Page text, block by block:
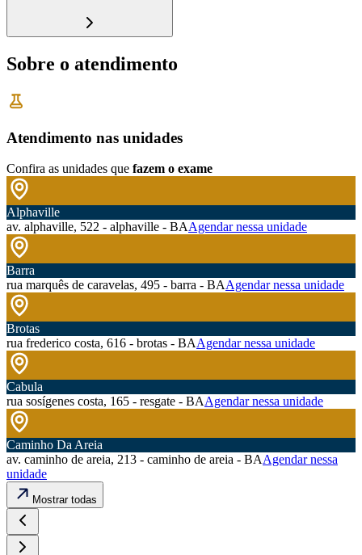
Sobre o atendimento
Atendimento nas unidades
Confira as unidades que fazem o exame
Alphaville
av. alphaville, 522 - alphaville - BAAgendar nessa unidade
Barra
rua marquês de caravelas, 495 - barra - BAAgendar nessa unidade
Brotas
rua frederico costa, 616 - brotas - BAAgendar nessa unidade
Cabula
rua sosígenes costa, 165 - resgate - BAAgendar nessa unidade
Caminho Da Areia
av. caminho de areia, 213 - caminho de areia - BAAgendar nessa
unidade
Mostrar todas